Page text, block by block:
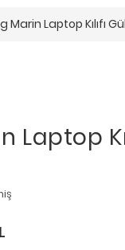
Marin Laptop Kılıfı